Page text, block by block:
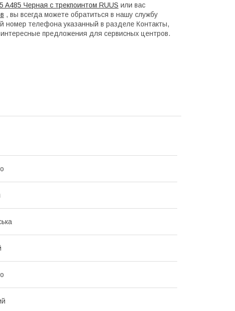
A485 Черная с трекпоинтом RUUS или вас
, вы всегда можете обратиться в нашу службу
номер телефона указанный в разделе Контакты,
предложения для сервисных центров.